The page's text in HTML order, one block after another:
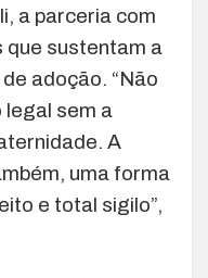
a parceria com
que sustentam a
adoção. “Não
sem a
A
uma forma
e total sigilo”,